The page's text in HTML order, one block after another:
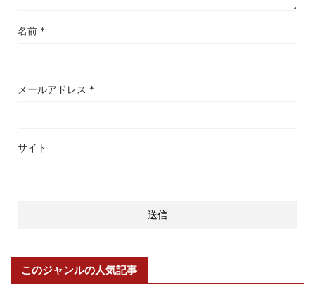
名前 *
メールアドレス *
サイト
このジャンルの人気記事